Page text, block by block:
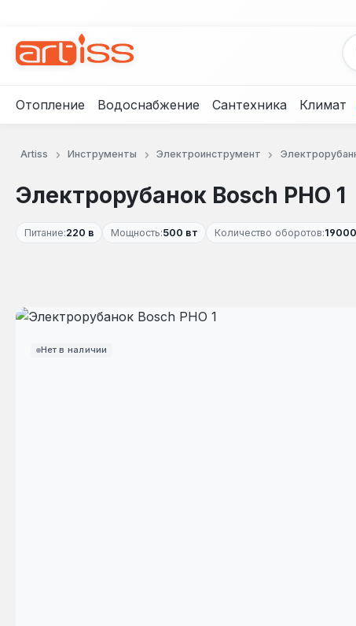
Отопление Водоснабжение Сантехника Климат
Artiss Инструменты Электроинструмент
Электрорубанок Bosch PHO 1
Питание:220 в Мощность:500 вт Количество оборотов:
Нет в наличии
Пропустить галерею изображений